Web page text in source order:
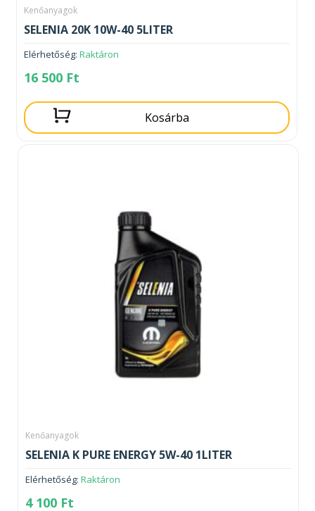
Kenőanyagok
SELENIA 20K 10W-40 5LITER
Elérhetőség: Raktáron
16 500 Ft
Kosárba
Kenőanyagok
SELENIA K PURE ENERGY 5W-40 1LITER
Elérhetőség: Raktáron
4 100 Ft